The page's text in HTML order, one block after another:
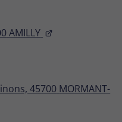
AMILLY
45700 MORMANT-